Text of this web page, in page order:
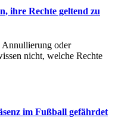
ihre Rechte geltend zu
Annullierung oder
nicht, welche Rechte
im Fußball gefährdet